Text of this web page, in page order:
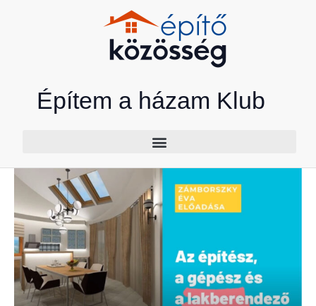
Építem a házam Klub